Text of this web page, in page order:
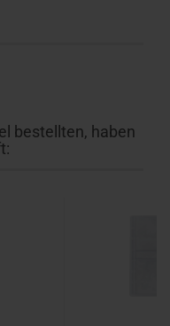
bestellten, haben